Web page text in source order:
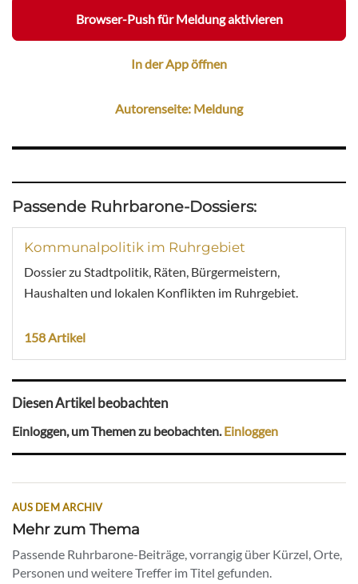
Browser-Push für Meldung aktivieren
In der App öffnen
Autorenseite: Meldung
Passende Ruhrbarone-Dossiers:
Kommunalpolitik im Ruhrgebiet
Dossier zu Stadtpolitik, Räten, Bürgermeistern,
Haushalten und lokalen Konflikten im Ruhrgebiet.
158 Artikel
Diesen Artikel beobachten
Einloggen, um Themen zu beobachten.Einloggen
AUS DEM ARCHIV
Mehr zum Thema
Passende Ruhrbarone-Beiträge, vorrangig über Kürzel, Orte,
Personen und weitere Treffer im Titel gefunden.